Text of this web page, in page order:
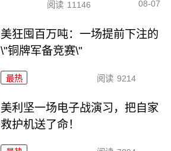
阅读 11146 08-07
美狂囤百万吨：一场提前下注的
\"铜牌军备竞赛\"
最热 阅读 9214
美利坚一场电子战演习，把自家
救护机送了命！